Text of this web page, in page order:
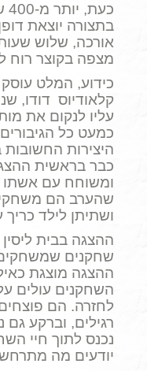
בתצורה יוצאת
אורכה, שלוש
מצפה בקוצר רוח
כידוע, המלט
קלאודיוס דודו,
עליו לנקום את
כמעט כל
היצירות
כבר בראשית
ומשוחח עם אשתו
שהערב הם
ושתיתן לילד
ההצגה בבית
שחקנים שמשחקים
ההצגה מוצגת
השחקנים עולים
לחזרה. הם
רגילים, וברקע
נכנס לתוך חיי
יודעים מה